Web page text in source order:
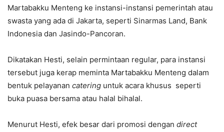
Martabakku Menteng ke instansi-instansi pemerintah atau
swasta yang ada di Jakarta, seperti Sinarmas Land, Bank
Indonesia dan Jasindo-Pancoran.
Dikatakan Hesti, selain permintaan regular, para instansi
tersebut juga kerap meminta Martabakku Menteng dalam
bentuk pelayanan catering untuk acara khusus seperti
buka puasa bersama atau halal bihalal.
Menurut Hesti, efek besar dari promosi dengan direct